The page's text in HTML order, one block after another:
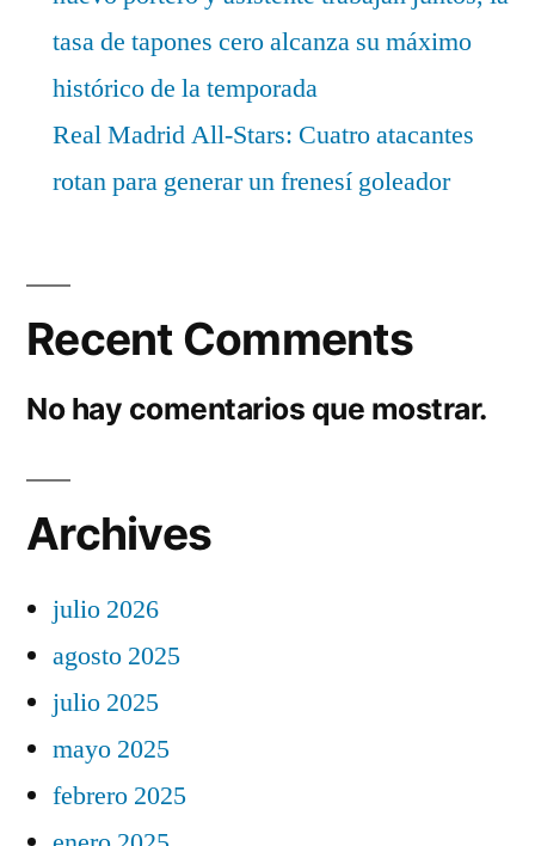
tasa de tapones cero alcanza su máximo
histórico de la temporada
Real Madrid All-Stars: Cuatro atacantes
rotan para generar un frenesí goleador
Recent Comments
No hay comentarios que mostrar.
Archives
julio 2026
agosto 2025
julio 2025
mayo 2025
febrero 2025